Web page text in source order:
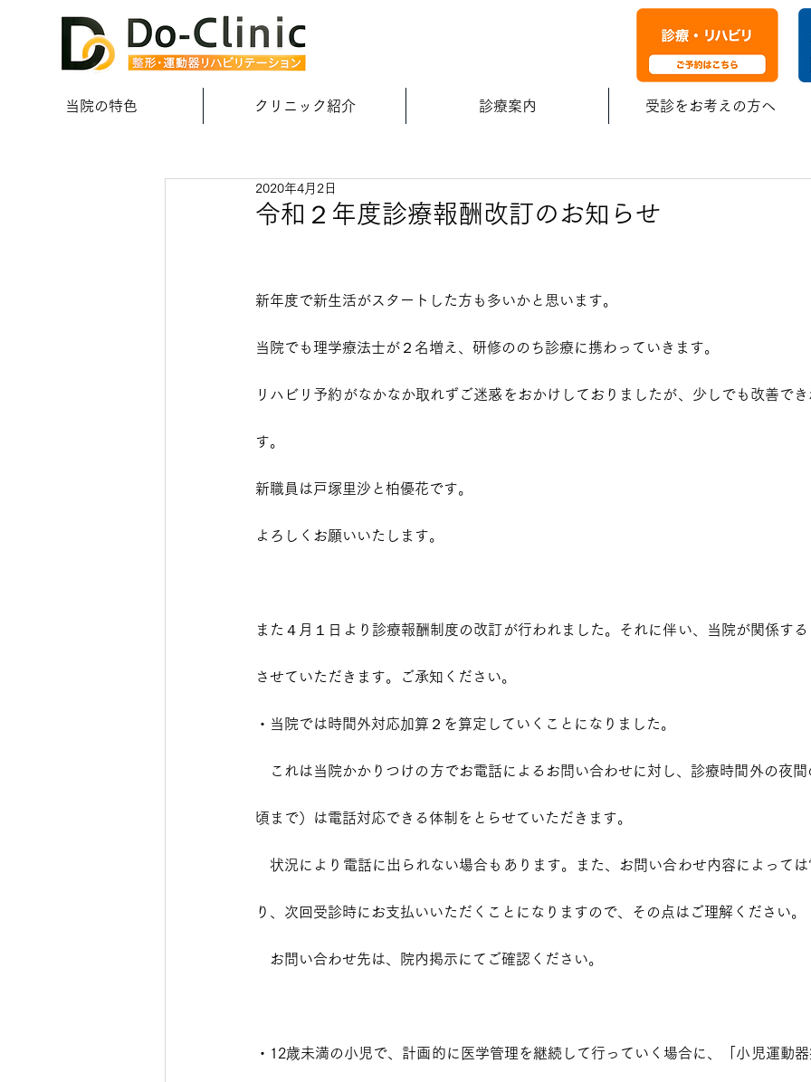
当院の特色 クリニック紹介 診療案内 受診をお考えの方へ
令和２年度診療報酬改訂のお知らせ
2020年4月2日
新年度で新生活がスタートした方も多いかと思います。
当院でも理学療法士が２名増え、研修ののち診療に携わっていきます。
リハビリ予約がなかなか取れずご迷惑をおかけしておりましたが、少しでも改善で
す。
新職員は戸塚里沙と柏優花です。
よろしくお願いいたします。
また４月１日より診療報酬制度の改訂が行われました。それに伴い、当院が関係す
させていただきます。ご承知ください。
・当院では時間外対応加算２を算定していくことになりました。
これは当院かかりつけの方でお電話によるお問い合わせに対し、診療時間外の夜間
頃まで）は電話対応できる体制をとらせていただきます。
状況により電話に出られない場合もあります。また、お問い合わせ内容によって
り、次回受診時にお支払いいただくことになりますので、その点はご理解ください。
お問い合わせ先は、院内掲示にてご確認ください。
・12歳未満の小児で、計画的に医学管理を継続して行っていく場合に、「小児運動